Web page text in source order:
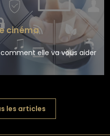
En voir plus
cinéma
elle va vous aider
les articles